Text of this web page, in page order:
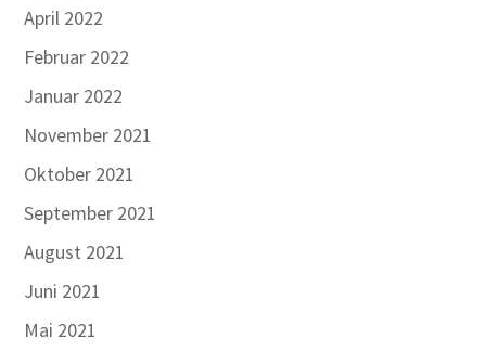
April 2022
Februar 2022
Januar 2022
November 2021
Oktober 2021
September 2021
August 2021
Juni 2021
Mai 2021